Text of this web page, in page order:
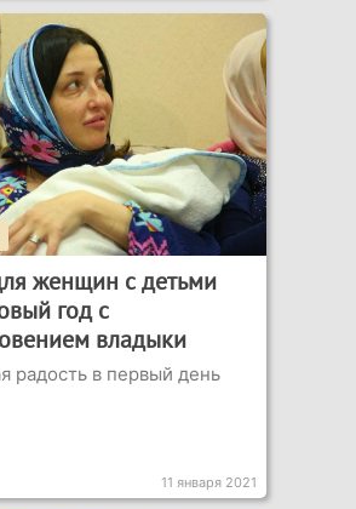
женщин с детьми
год с
владыки
радость в первый день
11 января 2021